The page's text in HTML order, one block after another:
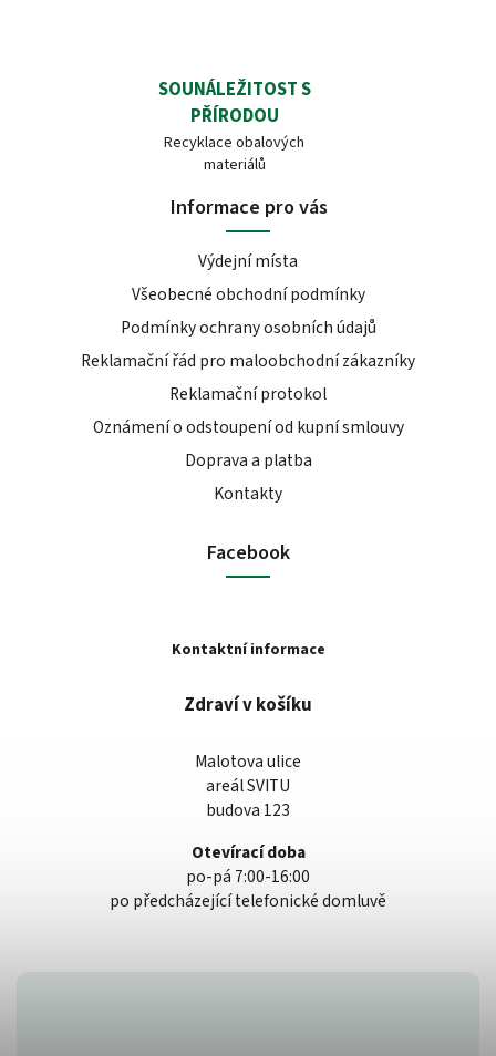
SOUNÁLEŽITOST S
PŘÍRODOU
Recyklace obalových
materiálů
Informace pro vás
Výdejní místa
Všeobecné obchodní podmínky
Podmínky ochrany osobních údajů
Reklamační řád pro maloobchodní zákazníky
Reklamační protokol
Oznámení o odstoupení od kupní smlouvy
Doprava a platba
Kontakty
Facebook
Kontaktní informace
Zdraví v košíku
Malotova ulice
areál SVITU
budova 123
Otevírací doba
po-pá 7:00-16:00
po předcházející telefonické domluvě